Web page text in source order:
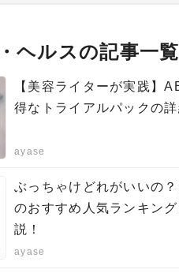
ヘルスの記事一覧
【美容ライターが実践】
得なトライアルパックの
ayase
ぶっちゃけどれがいいの
のおすすめ人気ランキン
説！
ayase